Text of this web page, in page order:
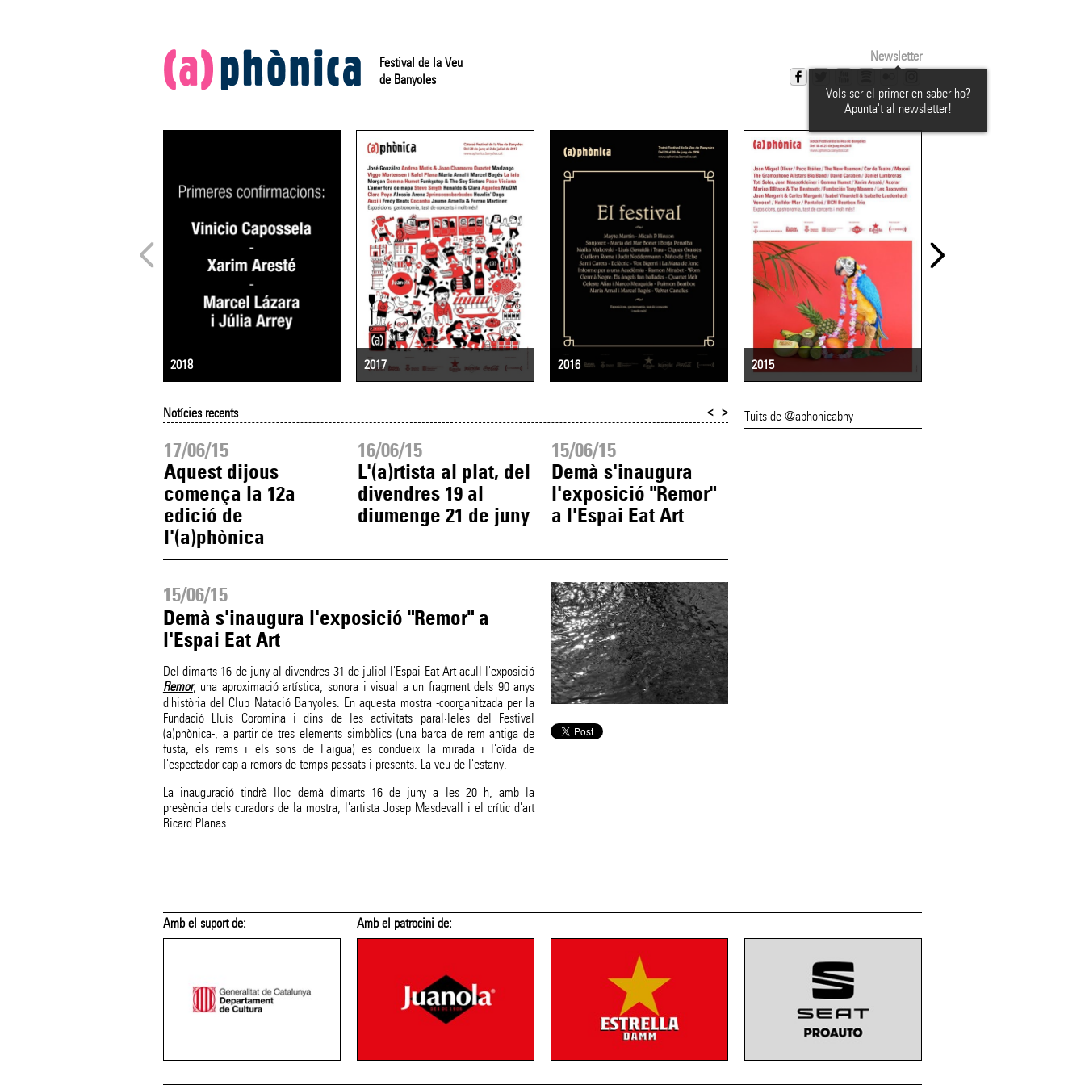
Festival de la Veu
de Banyoles
Newsletter
Vols ser el primer en saber-ho?
Apunta't al newsletter!
2018 2017 2016 2015
Notícies recents
17/06/15
Aquest dijous
comença la 12a
edició de
l'(a)phònica
16/06/15
L'(a)rtista al plat, del
divendres 19 al
diumenge 21 de juny
15/06/15
Demà s'inaugura
l'exposició "Remor"
a l'Espai Eat Art
< >
15/06/15
Demà s'inaugura l'exposició "Remor" a
l'Espai Eat Art
Del dimarts 16 de juny al divendres 31 de juliol l'Espai Eat Art acull l'exposició
Remor, una aproximació artística, sonora i visual a un fragment dels 90 anys
d'història del Club Natació Banyoles. En aquesta mostra -coorganitzada per la
Fundació Lluís Coromina i dins de les activitats paral·leles del Festival
(a)phònica-, a partir de tres elements simbòlics (una barca de rem antiga de
fusta, els rems i els sons de l'aigua) es condueix la mirada i l'oïda de
l'espectador cap a remors de temps passats i presents. La veu de l'estany.
La inauguració tindrà lloc demà dimarts 16 de juny a les 20 h, amb la
presència dels curadors de la mostra, l'artista Josep Masdevall i el crític d'art
Ricard Planas.
Tuits de @aphonicabny
Amb el suport de: Amb el patrocini de: